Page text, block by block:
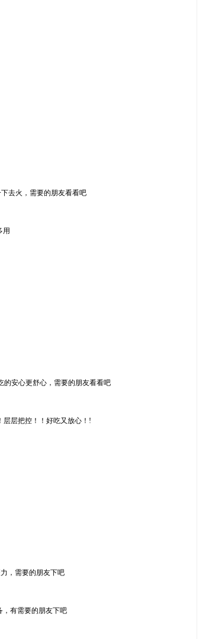
去火，需要的朋友看看吧
用
的安心更舒心，需要的朋友看看吧
层层把控！！好吃又放心！!
，需要的朋友下吧
，有需要的朋友下吧